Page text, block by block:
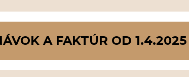
A FAKTÚR OD 1.4.2025